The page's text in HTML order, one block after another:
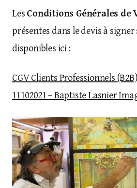
Les Conditions Générales de
présentes dans le devis à signer
disponibles ici :
CGV Clients Professionnels (B2B)
11102021 – Baptiste Lasnier